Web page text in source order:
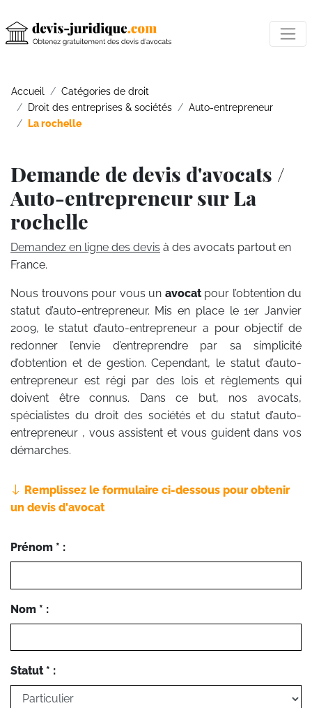
Accueil
Catégories de droit
Droit des entreprises & sociétés
Auto-entrepreneur
La rochelle
Demande de devis d'avocats /
Auto-entrepreneur sur La
rochelle
Demandez en ligne des devis à des avocats partout en
France.
Nous trouvons pour vous un avocat pour l’obtention du
statut d’auto-entrepreneur. Mis en place le 1er Janvier
2009, le statut d’auto-entrepreneur a pour objectif de
redonner l’envie d’entreprendre par sa simplicité
d’obtention et de gestion. Cependant, le statut d’auto-
entrepreneur est régi par des lois et règlements qui
doivent être connus. Dans ce but, nos avocats,
spécialistes du droit des sociétés et du statut d’auto-
entrepreneur , vous assistent et vous guident dans vos
démarches.
Remplissez le formulaire ci-dessous pour obtenir
un devis d'avocat
Prénom * :
Nom * :
Statut * :